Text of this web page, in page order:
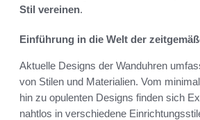
Stil vereinen.
Einführung in die Welt der
Aktuelle Designs der Wanduhren
von Stilen und Materialien. Vom
hin zu opulenten Designs finden sich
nahtlos in verschiedene